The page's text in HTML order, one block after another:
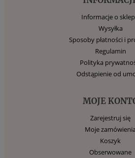
Informacje o
Wysyłka
Sposoby płatności i
Regulamin
Polityka
Odstąpienie od
MOJE
Zarejestruj się
Moje zamówienia
Koszyk
Obserwowane